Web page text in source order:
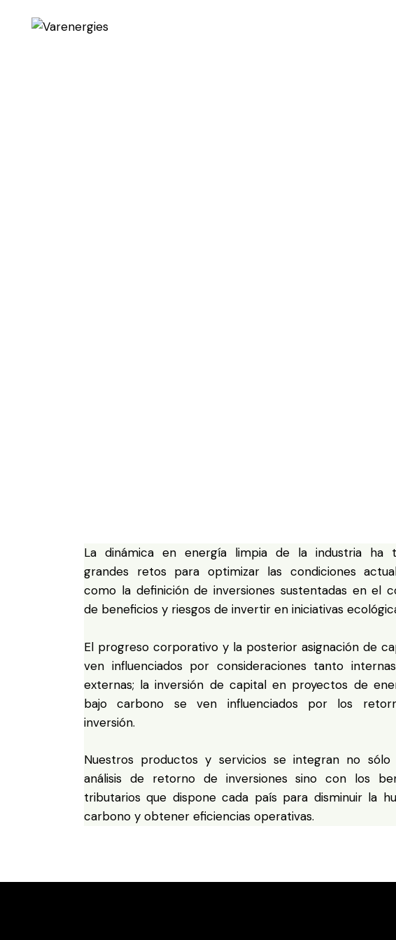
La dinámica en energía limpia de la industria ha
grandes retos para optimizar las condiciones
como la definición de inversiones sustentadas en el
de beneficios y riesgos de invertir en iniciativas
El progreso corporativo y la posterior asignación de
ven influenciados por consideraciones tanto
externas; la inversión de capital en proyectos de
bajo carbono se ven influenciados por los
inversión.
Nuestros productos y servicios se integran no
análisis de retorno de inversiones sino con los
tributarios que dispone cada país para disminuir la
carbono y obtener eficiencias operativas.